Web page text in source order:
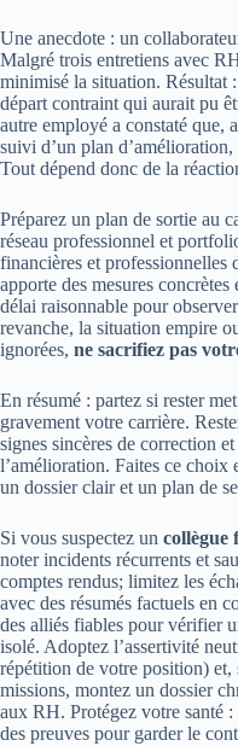
Une anecdote : un
Malgré trois entretiens avec
minimisé la situation. Résultat
départ contraint qui aurait pu
autre employé a constaté que,
suivi d’un plan d’amélioration,
Tout dépend donc de la
Préparez un plan de sortie au
réseau professionnel et
financières et professionnelles
apporte des mesures
délai raisonnable pour
revanche, la situation empire
ignorées, ne sacrifiez pas
En résumé : partez si rester
gravement votre carrière.
signes sincères de correction
l’amélioration. Faites ce choix
un dossier clair et un plan de
Si vous suspectez un collègue
noter incidents récurrents et
comptes rendus; limitez les
avec des résumés factuels en
des alliés fiables pour vérifier
isolé. Adoptez l’assertivité
répétition de votre position)
missions, montez un dossier
aux RH. Protégez votre santé
des preuves pour garder le